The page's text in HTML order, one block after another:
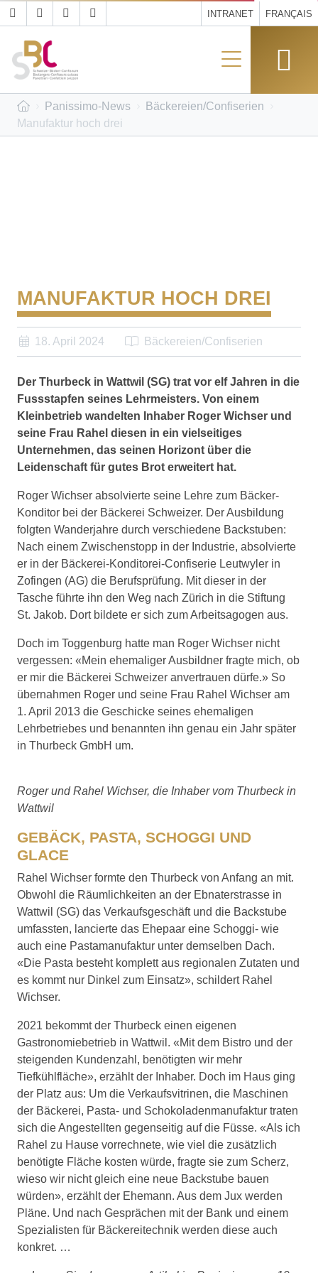
INTRANET FRANÇAIS
Panissimo-News
Bäckereien/Confiserien
Manufaktur hoch drei
MANUFAKTUR HOCH DREI
18. April 2024 Bäckereien/Confiserien
Der Thurbeck in Wattwil (SG) trat vor elf Jahren in die
Fussstapfen seines Lehrmeisters. Von einem
Kleinbetrieb wandelten Inhaber Roger Wichser und
seine Frau Rahel diesen in ein vielseitiges
Unternehmen, das seinen Horizont über die
Leidenschaft für gutes Brot erweitert hat.
Roger Wichser absolvierte seine Lehre zum Bäcker-
Konditor bei der Bäckerei Schweizer. Der Ausbildung
folgten Wanderjahre durch verschiedene Backstuben:
Nach einem Zwischenstopp in der Industrie, absolvierte
er in der Bäckerei-Konditorei-Confiserie Leutwyler in
Zofingen (AG) die Berufsprüfung. Mit dieser in der
Tasche führte ihn den Weg nach Zürich in die Stiftung
St. Jakob. Dort bildete er sich zum Arbeitsagogen aus.
Doch im Toggenburg hatte man Roger Wichser nicht
vergessen: «Mein ehemaliger Ausbildner fragte mich, ob
er mir die Bäckerei Schweizer anvertrauen dürfe.» So
übernahmen Roger und seine Frau Rahel Wichser am
1. April 2013 die Geschicke seines ehemaligen
Lehrbetriebes und benannten ihn genau ein Jahr später
in Thurbeck GmbH um.
Roger und Rahel Wichser, die Inhaber vom Thurbeck in
Wattwil
GEBÄCK, PASTA, SCHOGGI UND
GLACE
Rahel Wichser formte den Thurbeck von Anfang an mit.
Obwohl die Räumlichkeiten an der Ebnaterstrasse in
Wattwil (SG) das Verkaufsgeschäft und die Backstube
umfassten, lancierte das Ehepaar eine Schoggi- wie
auch eine Pastamanufaktur unter demselben Dach.
«Die Pasta besteht komplett aus regionalen Zutaten und
es kommt nur Dinkel zum Einsatz», schildert Rahel
Wichser.
2021 bekommt der Thurbeck einen eigenen
Gastronomiebetrieb in Wattwil. «Mit dem Bistro und der
steigenden Kundenzahl, benötigten wir mehr
Tiefkühlfläche», erzählt der Inhaber. Doch im Haus ging
der Platz aus: Um die Verkaufsvitrinen, die Maschinen
der Bäckerei, Pasta- und Schokoladenmanufaktur traten
sich die Angestellten gegenseitig auf die Füsse. «Als ich
Rahel zu Hause vorrechnete, wie viel die zusätzlich
benötigte Fläche kosten würde, fragte sie zum Scherz,
wieso wir nicht gleich eine neue Backstube bauen
würden», erzählt der Ehemann. Aus dem Jux werden
Pläne. Und nach Gesprächen mit der Bank und einem
Spezialisten für Bäckereitechnik werden diese auch
konkret. …